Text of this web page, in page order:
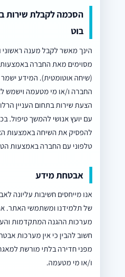
הסכמה לקבלת שירות
בוט
הינך מאשר לקבל מענה ראשוני
מסוימים מאת החברה
(שיחה אוטומטית). המידע
החברה ו/או מי מטעמה וישמש
הצעת שירות בתחום העניין
עם יועץ אנושי להמשך טיפול.
להפסיק את השיחה באמצעות
טלפוני עם החברה באמצעות
אבטחת מידע
אנו מייחסים חשיבות עליונה
של תלמידנו ומשתמשי האתר.
מערכות ההגנה המתקדמות
חשוב להבין כי אין מערכות
מפני חדירה בלתי מורשת
ו/או מי מטעמה.